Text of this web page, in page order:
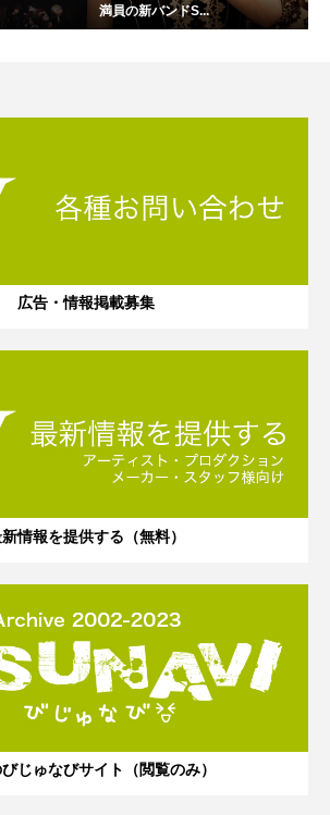
満員の新バンドS...
広告・情報掲載募集
情報を提供する（無料）
じゅなびサイト（閲覧のみ）